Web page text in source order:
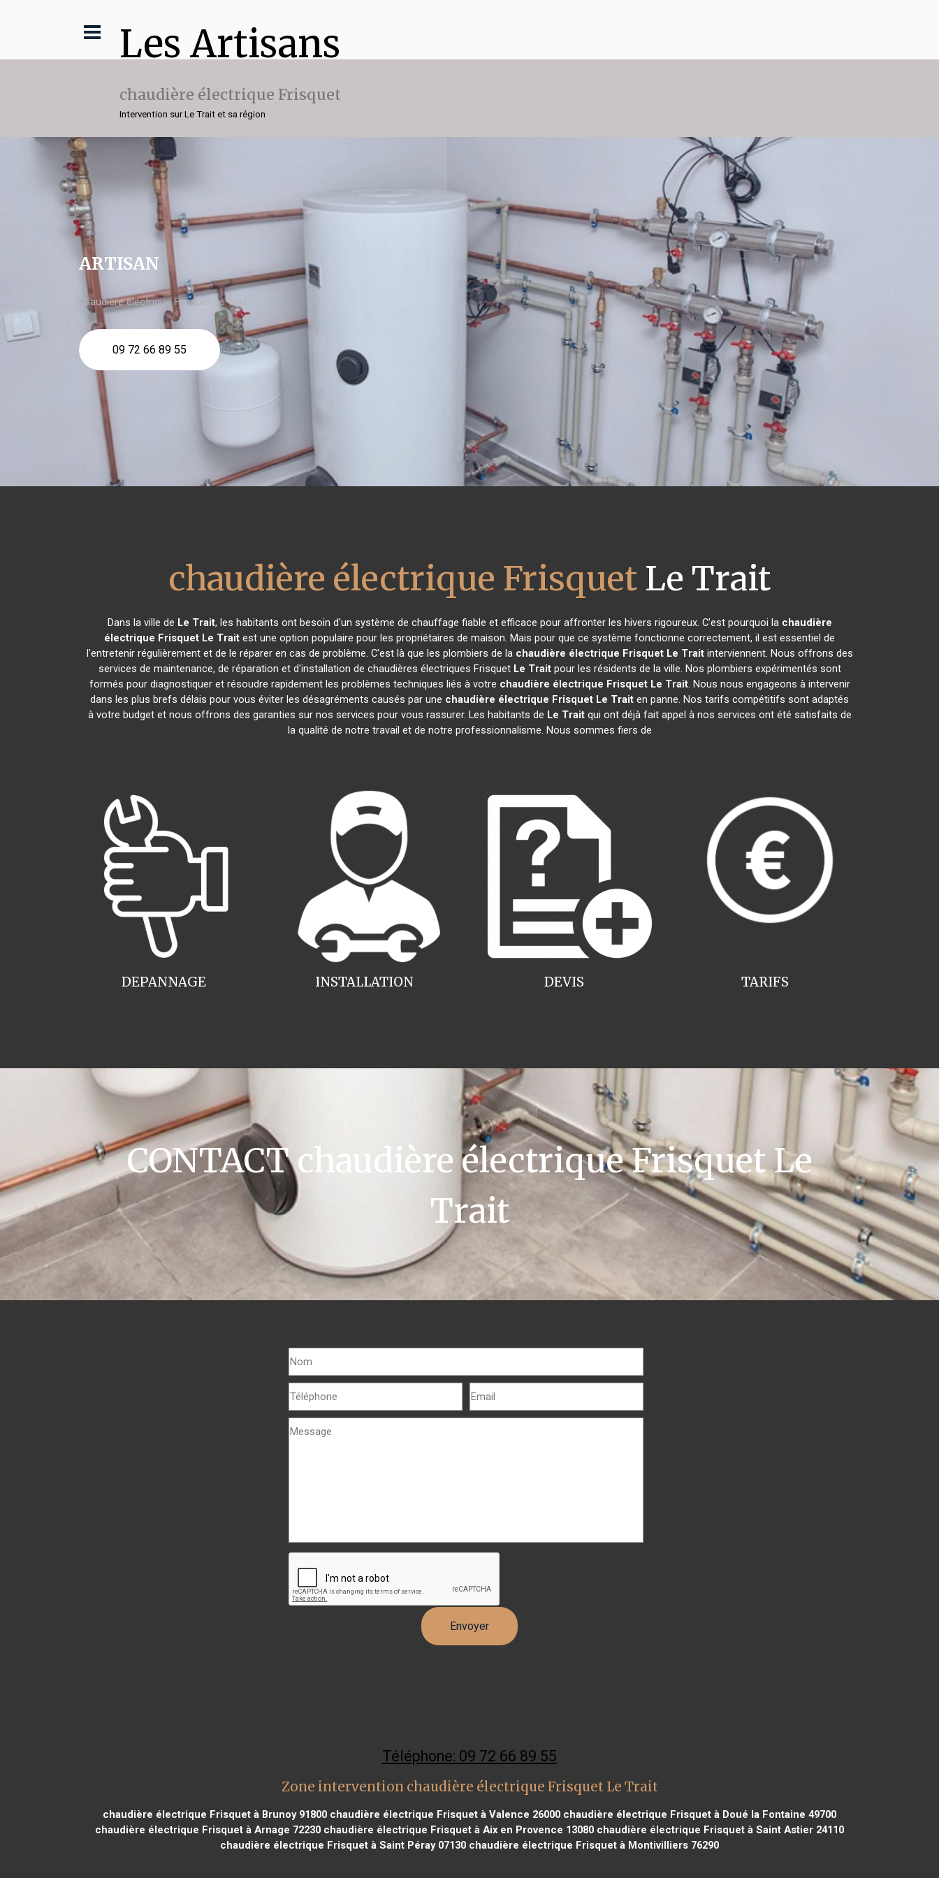
Les Artisans
chaudière électrique Frisquet
Intervention sur Le Trait et sa région
ARTISAN
chaudière électrique Frisquet Le Trait
09 72 66 89 55
chaudière électrique Frisquet Le Trait
Dans la ville de Le Trait, les habitants ont besoin d'un système de chauffage fiable et efficace pour affronter les hivers rigoureux. C'est pourquoi la chaudière
électrique Frisquet Le Trait est une option populaire pour les propriétaires de maison. Mais pour que ce système fonctionne correctement, il est essentiel de
l'entretenir régulièrement et de le réparer en cas de problème. C'est là que les plombiers de la chaudière électrique Frisquet Le Traitinterviennent. Nous offrons des
services de maintenance, de réparation et d'installation de chaudières électriques Frisquet Le Traitpour les résidents de la ville. Nos plombiers expérimentés sont
formés pour diagnostiquer et résoudre rapidement les problèmes techniques liés à votre chaudière électrique Frisquet Le Trait. Nous nous engageons à intervenir
dans les plus brefs délais pour vous éviter les désagréments causés par une chaudière électrique Frisquet Le Trait en panne. Nos tarifs compétitifs sont adaptés
à votre budget et nous offrons des garanties sur nos services pour vous rassurer. Les habitants de Le Traitqui ont déjà fait appel à nos services ont été satisfaits de
la qualité de notre travail et de notre professionnalisme. Nous sommes fiers de
INSTALLATION
DEPANNAGE TARIFS
DEVIS
CONTACT chaudière électrique Frisquet Le
Trait
Téléphone: 09 72 66 89 55
Zone intervention chaudière électrique Frisquet Le Trait
chaudière électrique Frisquet à Brunoy 91800 chaudière électrique Frisquet à Valence 26000 chaudière électrique Frisquet à Doué la Fontaine 49700
chaudière électrique Frisquet à Arnage 72230 chaudière électrique Frisquet à Aix en Provence 13080 chaudière électrique Frisquet à Saint Astier 24110
chaudière électrique Frisquet à Saint Péray 07130 chaudière électrique Frisquet à Montivilliers 76290